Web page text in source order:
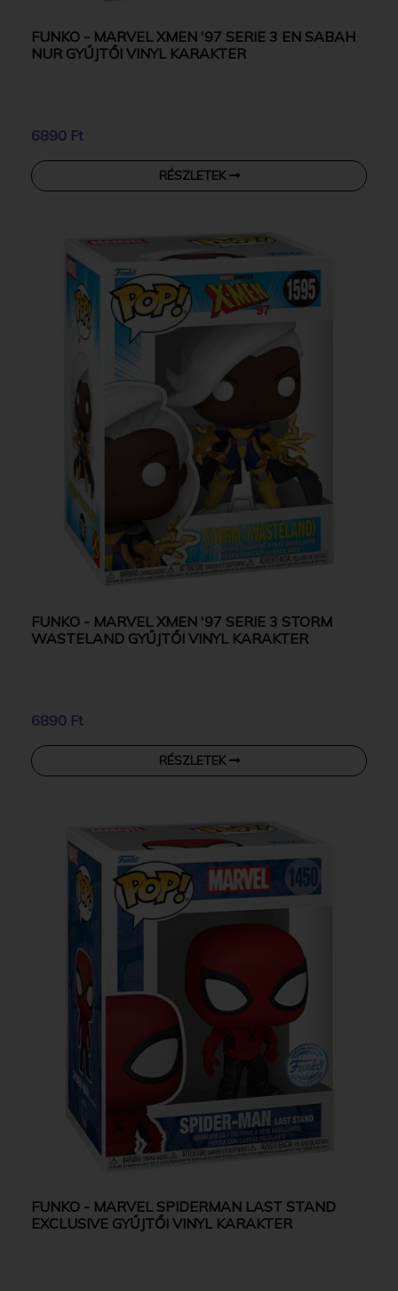
FUNKO - MARVEL XMEN '97 SERIE 3 EN SABAH
NUR GYŰJTŐI VINYL KARAKTER
6890 Ft
RÉSZLETEK
FUNKO - MARVEL XMEN '97 SERIE 3 STORM
WASTELAND GYŰJTŐI VINYL KARAKTER
6890 Ft
RÉSZLETEK
FUNKO - MARVEL SPIDERMAN LAST STAND
EXCLUSIVE GYŰJTŐI VINYL KARAKTER